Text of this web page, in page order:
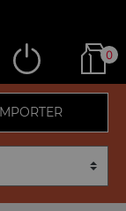
0